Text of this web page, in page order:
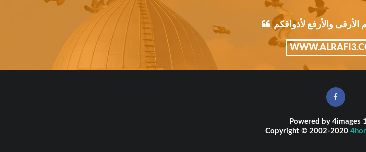
الأرقى والأرفع لأذواقكم
Powered by 4images
Copyright © 2002-2020